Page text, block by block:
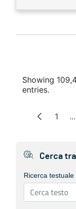
Showing
entries.
Page
1 ...
Cerca
Ricerca testuale